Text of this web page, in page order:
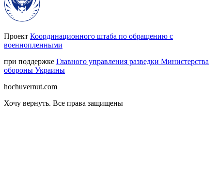
Проект Координационного штаба по обращению с
военнопленными
при поддержке Главного управления разведки Министерства
обороны Украины
hochuvernut.com
Хочу вернуть. Все права защищены